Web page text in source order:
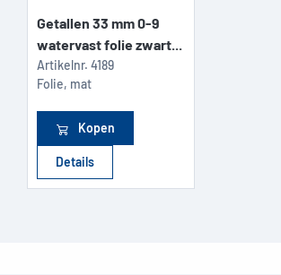
Getallen 33 mm 0-9
watervast folie zwart...
Artikelnr. 4189
Folie, mat
Kopen
Details